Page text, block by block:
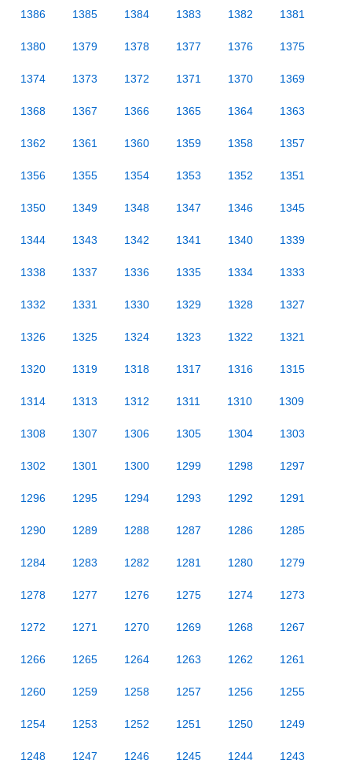
1386 1385 1384 1383 1382 1381
1380 1379 1378 1377 1376 1375
1374 1373 1372 1371 1370 1369
1368 1367 1366 1365 1364 1363
1362 1361 1360 1359 1358 1357
1356 1355 1354 1353 1352 1351
1350 1349 1348 1347 1346 1345
1344 1343 1342 1341 1340 1339
1338 1337 1336 1335 1334 1333
1332 1331 1330 1329 1328 1327
1326 1325 1324 1323 1322 1321
1320 1319 1318 1317 1316 1315
1314 1313 1312 1311 1310 1309
1308 1307 1306 1305 1304 1303
1302 1301 1300 1299 1298 1297
1296 1295 1294 1293 1292 1291
1290 1289 1288 1287 1286 1285
1284 1283 1282 1281 1280 1279
1278 1277 1276 1275 1274 1273
1272 1271 1270 1269 1268 1267
1266 1265 1264 1263 1262 1261
1260 1259 1258 1257 1256 1255
1254 1253 1252 1251 1250 1249
1248 1247 1246 1245 1244 1243